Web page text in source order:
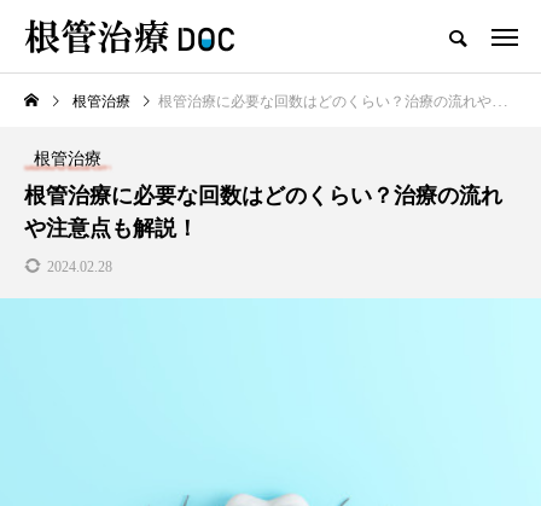
TOP 根管治療
新着記事
根管治療
高田馬場おすすめの根管治療
根管治療 根管治療に必要な回数はどのくらい？治療の流れや注意点も解説！
根管治療
根管治療に必要な回数はどのくらい？治療の流れ
や注意点も解説！
2024.02.28